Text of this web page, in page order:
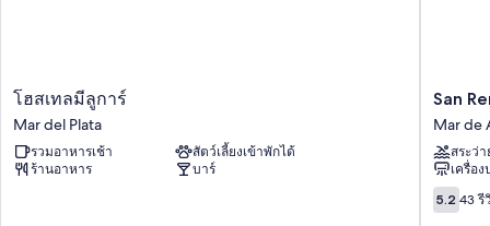
โฮ
ส
เท
ลมี
ลูก
โฮสเทลมีลูการ์
Mar del Plata
รวมอาหารเช้า
สัตว์เลี้ยงเข้าพักได้
ร้านอาหาร
บาร์
San
Remo
Majestic
Hotel
Mar
de
Ajo
San
Mar de
สระว่
เครื่อ
5.2
จาก
5.2 43 รี